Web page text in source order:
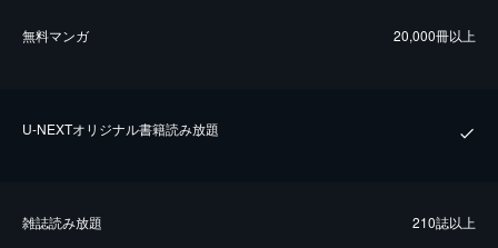
無料マンガ 20,000冊以上
U-NEXTオリジナル書籍読み放題
雑誌読み放題 210誌以上